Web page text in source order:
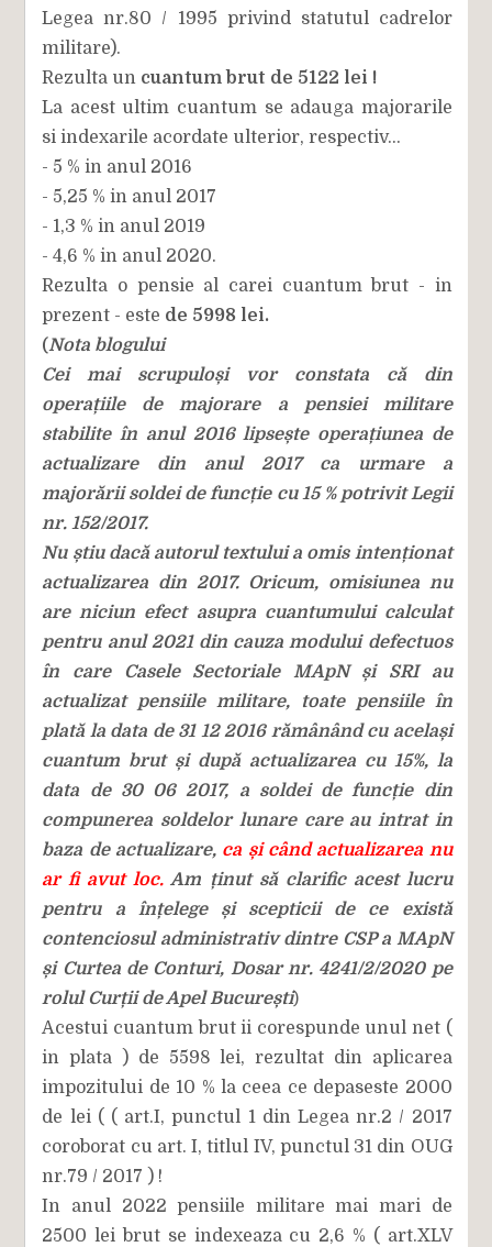
Legea nr.80 / 1995 privind statutul cadrelor
militare).
Rezulta un cuantum brut de 5122 lei !
La acest ultim cuantum se adauga majorarile
si indexarile acordate ulterior, respectiv...
- 5 % in anul 2016
- 5,25 % in anul 2017
- 1,3 % in anul 2019
- 4,6 % in anul 2020.
Rezulta o pensie al carei cuantum brut - in
prezent - este de 5998 lei.
(Nota blogului
Cei mai scrupuloși vor constata că din
operațiile de majorare a pensiei militare
stabilite în anul 2016 lipsește operațiunea de
actualizare din anul 2017 ca urmare a
majorării soldei de funcție cu 15 % potrivit Legii
nr. 152/2017.
Nu știu dacă autorul textului a omis intenționat
actualizarea din 2017. Oricum, omisiunea nu
are niciun efect asupra cuantumului calculat
pentru anul 2021 din cauza modului defectuos
în care Casele Sectoriale MApN și SRI au
actualizat pensiile militare, toate pensiile în
plată la data de 31 12 2016 rămânând cu același
cuantum brut și după actualizarea cu 15%, la
data de 30 06 2017, a soldei de funcție din
compunerea soldelor lunare care au intrat in
baza de actualizare, ca și când actualizarea nu
ar fi avut loc. Am ținut să clarific acest lucru
pentru a înțelege și scepticii de ce există
contenciosul administrativ dintre CSP a MApN
și Curtea de Conturi, Dosar nr. 4241/2/2020 pe
rolul Curții de Apel București)
Acestui cuantum brut ii corespunde unul net (
in plata ) de 5598 lei, rezultat din aplicarea
impozitului de 10 % la ceea ce depaseste 2000
de lei ( ( art.I, punctul 1 din Legea nr.2 / 2017
coroborat cu art. I, titlul IV, punctul 31 din OUG
nr.79 / 2017 ) !
In anul 2022 pensiile militare mai mari de
2500 lei brut se indexeaza cu 2,6 % ( art.XLV